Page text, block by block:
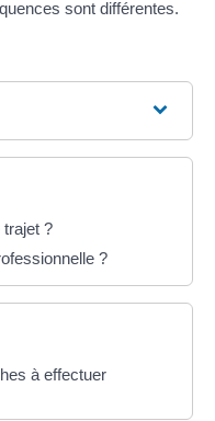
sont différentes.
?
?
à effectuer